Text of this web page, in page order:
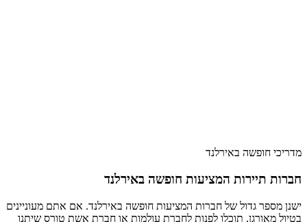
מדריכי חופשה באירלנד
חברות תיירות המציעות חופשה באירלנד
ישנן מספר גדול של חברות המציעות חופשה באירלנד. אם אתם מעוניינים
בטיול מאורגן, תוכלו לפנות לחברת עולמות או חברת אשת טורס שיתנו